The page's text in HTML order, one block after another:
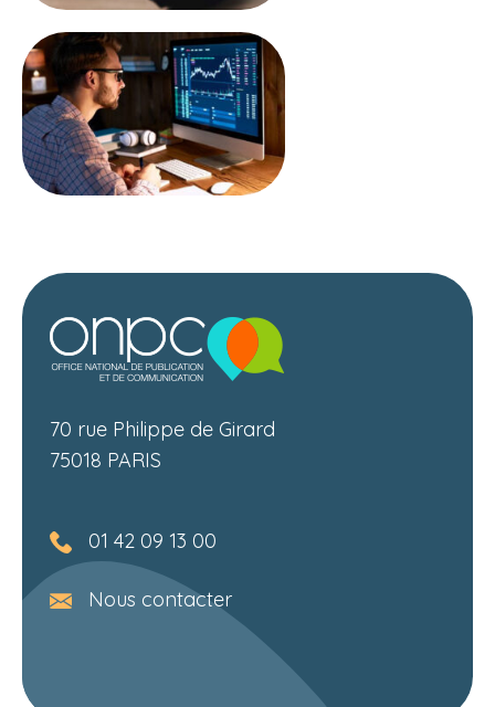
70 rue Philippe de Girard
75018 PARIS
01 42 09 13 00
Nous contacter